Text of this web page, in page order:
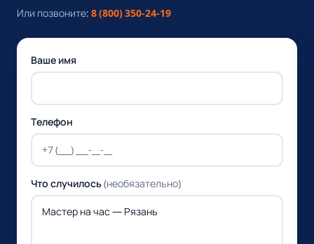
Или позвоните: 8 (800) 350-24-19
Ваше имя
Телефон
Что случилось(необязательно)